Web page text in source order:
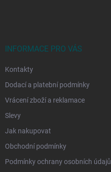
INFORMACE PRO VÁS
Kontakty
Dodací a platební podmínky
Vrácení zboží a reklamace
Slevy
Jak nakupovat
Obchodní podmínky
Podmínky ochrany osobních údajů